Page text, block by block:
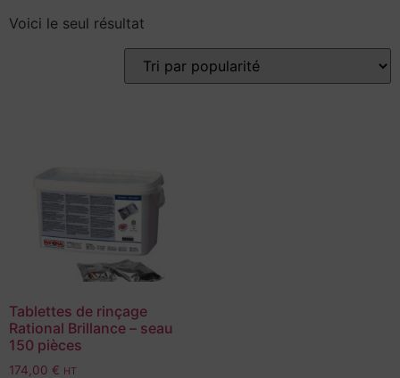
Voici le seul résultat
Tablettes de rinçage
Rational Brillance – seau
150 pièces
174,00 € HT